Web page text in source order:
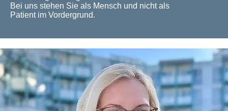
Bei uns stehen Sie als Mensch und nicht als
Patient im Vordergrund.